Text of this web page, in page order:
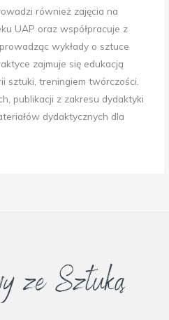
również zajęcia na
UAP oraz współpracuje z
wykłady o sztuce
zajmuje się edukacją
sztuki, treningiem twórczości.
publikacji z zakresu dydaktyki
dydaktycznych dla